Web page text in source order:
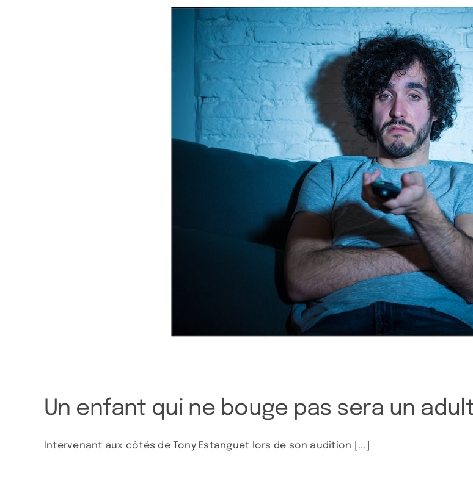
Un enfant qui ne bouge pas sera un
Intervenant aux côtés de Tony Estanguet lors de son audition [...]